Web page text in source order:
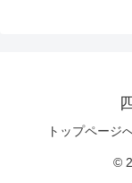
トップページ
©